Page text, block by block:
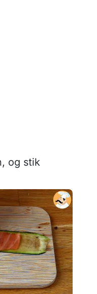
og stik